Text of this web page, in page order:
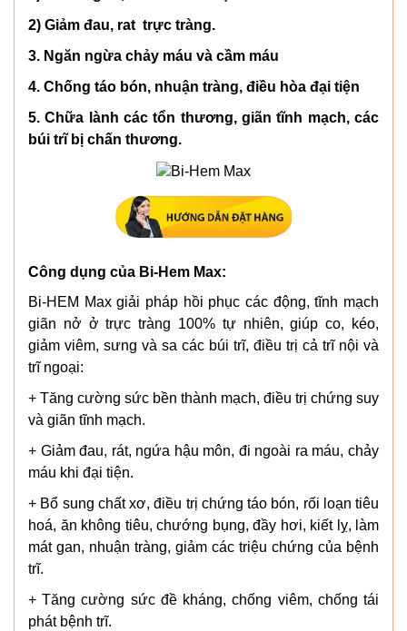
2) Giảm đau, rat trực tràng.
3. Ngăn ngừa chảy máu và cầm máu
4. Chống táo bón, nhuận tràng, điều hòa đại tiện
5. Chữa lành các tổn thương, giãn tĩnh mạch, các
búi trĩ bị chấn thương.
Công dụng của Bi-Hem Max:
Bi-HEM Max giải pháp hồi phục các động, tĩnh mạch
giãn nở ở trực tràng 100% tự nhiên, giúp co, kéo,
giảm viêm, sưng và sa các búi trĩ, điều trị cả trĩ nội và
trĩ ngoại:
+ Tăng cường sức bền thành mạch, điều trị chứng suy
và giãn tĩnh mạch.
+ Giảm đau, rát, ngứa hậu môn, đi ngoài ra máu, chảy
máu khi đại tiện.
+ Bổ sung chất xơ, điều trị chứng táo bón, rối loạn tiêu
hoá, ăn không tiêu, chướng bụng, đầy hơi, kiết lỵ, làm
mát gan, nhuận tràng, giảm các triệu chứng của bệnh
trĩ.
+ Tăng cường sức đề kháng, chống viêm, chống tái
phát bệnh trĩ.